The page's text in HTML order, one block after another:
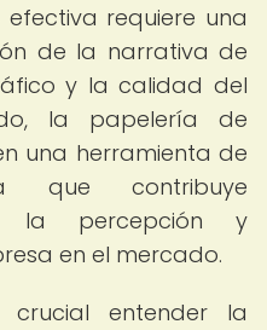
requiere una
de la narrativa de
y la calidad del
la papelería de
una herramienta de
que contribuye
la percepción y
en el mercado.
crucial entender la